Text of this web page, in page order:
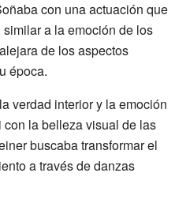
con una actuación que
a la emoción de los
de los aspectos
época.
verdad interior y la emoción
la belleza visual de las
buscaba transformar el
a través de danzas